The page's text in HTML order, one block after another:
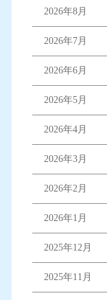
2026年8月
2026年7月
2026年6月
2026年5月
2026年4月
2026年3月
2026年2月
2026年1月
2025年12月
2025年11月